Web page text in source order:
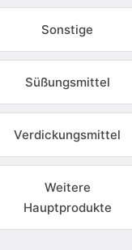
Sonstige
Süßungsmittel
Verdickungsmittel
Weitere
Hauptprodukte